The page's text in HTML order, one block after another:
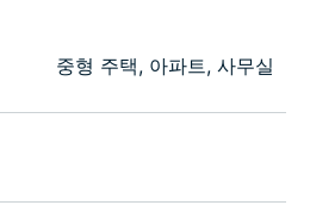
중형 주택, 아파트, 사무실